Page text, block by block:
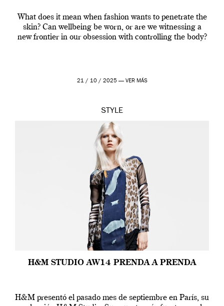
What does it mean when fashion wants to penetrate the
skin? Can wellbeing be worn, or are we witnessing a
new frontier in our obsession with controlling the body?
21 / 10 / 2025 — VER MÁS
STYLE
H&M STUDIO AW14 PRENDA A PRENDA
H&M presentó el pasado mes de septiembre en París, su